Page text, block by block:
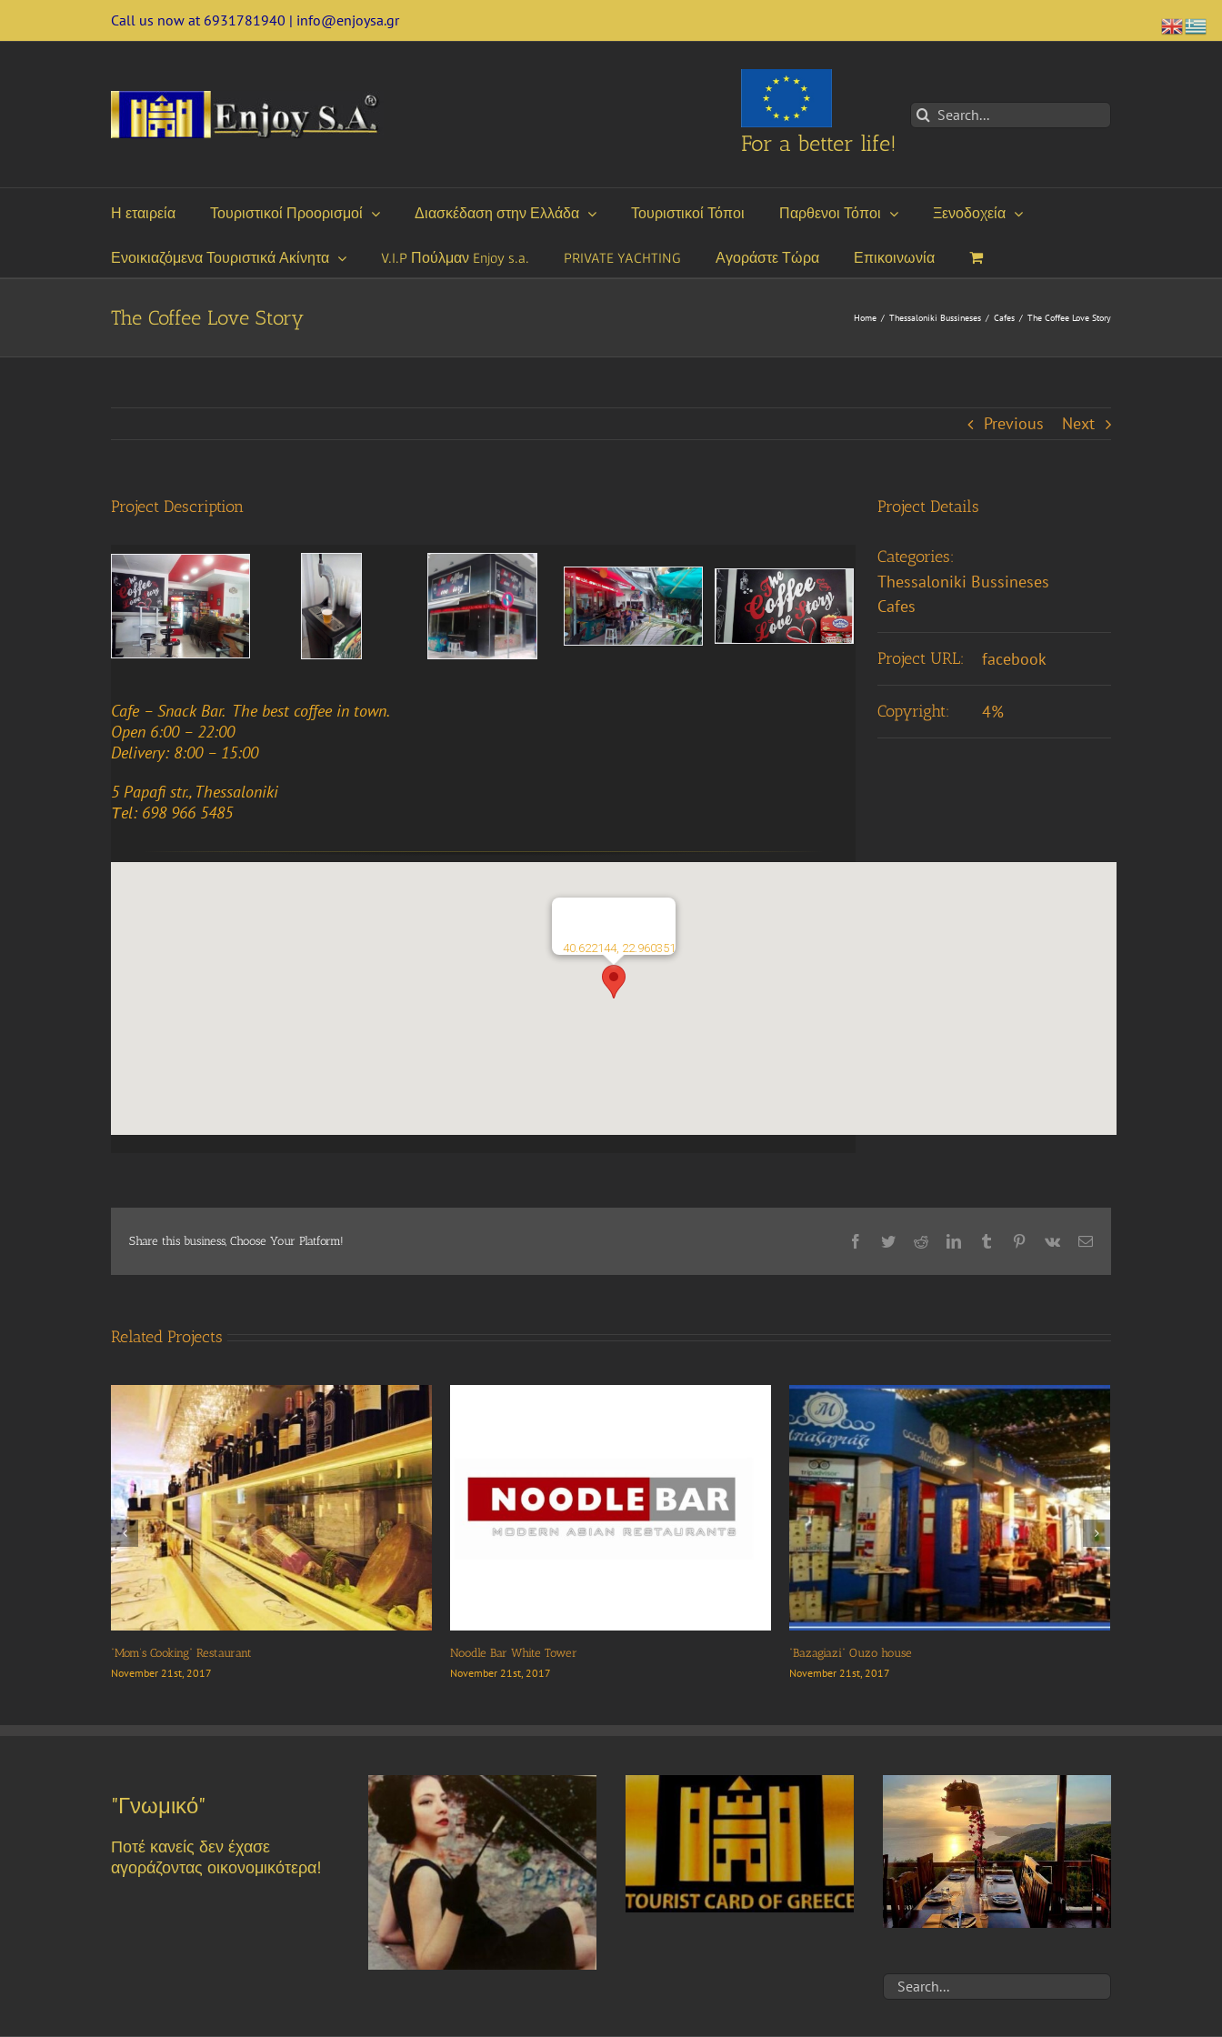
Call us now at 6931781940 | info@enjoysa.gr
For a better life!
Search
for:
Η εταιρεία Τουριστικοί Προορισμοί Διασκέδαση στην Ελλάδα Τουριστικοί Τόποι Παρθενοι Τόποι Ξενοδοχεία
Ενοικιαζόμενα Τουριστικά Ακίνητα V.I.P Πούλμαν Enjoy s.a. PRIVATE YACHTING Αγοράστε Τώρα Επικοινωνία
The Coffee Love Story Home / Thessaloniki Bussineses / Cafes / The Coffee Love Story
Previous Next
Project Description
Cafe – Snack Bar. The best coffee in town.
Open 6:00 – 22:00
Delivery: 8:00 – 15:00
5 Papafi str., Thessaloniki
Τel: 698 966 5485
40.622144, 22.960351
Project Details
Categories:
Thessaloniki Bussineses
Cafes
Project URL: facebook
Copyright: 4%
Share this business, Choose Your Platform! Facebook
TwitterRedditLinkedInTumblr Pinterest
Vk Email
Related Projects
“Bazagiazi” Ouzo house
November 21st, 2017
“Ouzeri Agora” Restaurant
November 21st, 2017
“CafeOino” Thessaloniki
November 21st, 2017
“Mom’s Cooking” Restaurant
November 21st, 2017
"Γνωμικό"
Ποτέ κανείς δεν έχασε
αγοράζοντας οικονομικότερα!